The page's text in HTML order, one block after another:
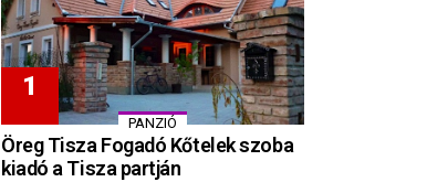
PANZIÓ
Öreg Tisza Fogadó Kőtelek szoba
kiadó a Tisza partján